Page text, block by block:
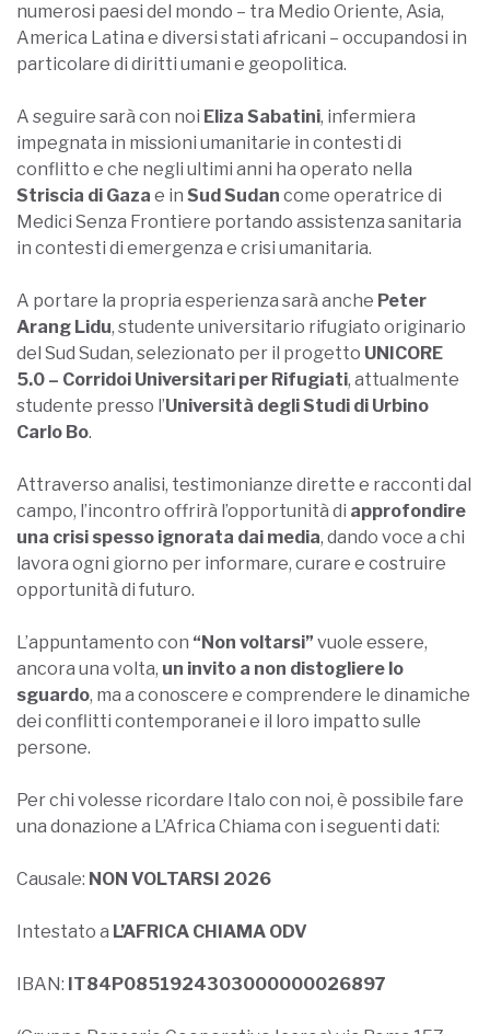
numerosi paesi del mondo – tra Medio Oriente, Asia,
America Latina e diversi stati africani – occupandosi in
particolare di diritti umani e geopolitica.
A seguire sarà con noi Eliza Sabatini, infermiera
impegnata in missioni umanitarie in contesti di
conflitto e che negli ultimi anni ha operato nella
Striscia di Gaza e in Sud Sudan come operatrice di
Medici Senza Frontiere portando assistenza sanitaria
in contesti di emergenza e crisi umanitaria.
A portare la propria esperienza sarà anche Peter
Arang Lidu, studente universitario rifugiato originario
del Sud Sudan, selezionato per il progetto UNICORE
5.0 – Corridoi Universitari per Rifugiati, attualmente
studente presso l’Università degli Studi di Urbino
Carlo Bo.
Attraverso analisi, testimonianze dirette e racconti dal
campo, l’incontro offrirà l’opportunità di approfondire
una crisi spesso ignorata dai media, dando voce a chi
lavora ogni giorno per informare, curare e costruire
opportunità di futuro.
L’appuntamento con “Non voltarsi” vuole essere,
ancora una volta, un invito a non distogliere lo
sguardo, ma a conoscere e comprendere le dinamiche
dei conflitti contemporanei e il loro impatto sulle
persone.
Per chi volesse ricordare Italo con noi, è possibile fare
una donazione a L’Africa Chiama con i seguenti dati:
Causale: NON VOLTARSI 2026
Intestato a L’AFRICA CHIAMA ODV
IBAN: IT84P0851924303000000026897